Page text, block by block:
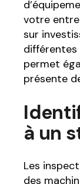
votre
sur
différentes
permet
présente
à un
Les
des